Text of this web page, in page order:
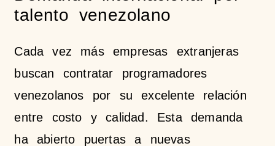
talento venezolano
Cada vez más empresas extranjeras
buscan contratar programadores
venezolanos por su excelente relación
entre costo y calidad. Esta demanda
ha abierto puertas a nuevas